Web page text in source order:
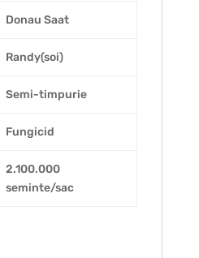
Donau Saat
Randy(soi)
Semi-timpurie
Fungicid
2.100.000
seminte/sac